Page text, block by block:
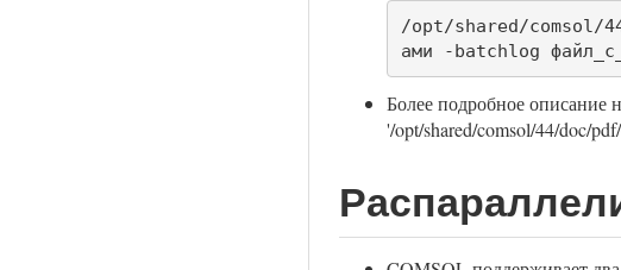
/opt/shared/comsol/
ами -batchlog
Более подробное описание
'/opt/shared/comsol/44/doc/